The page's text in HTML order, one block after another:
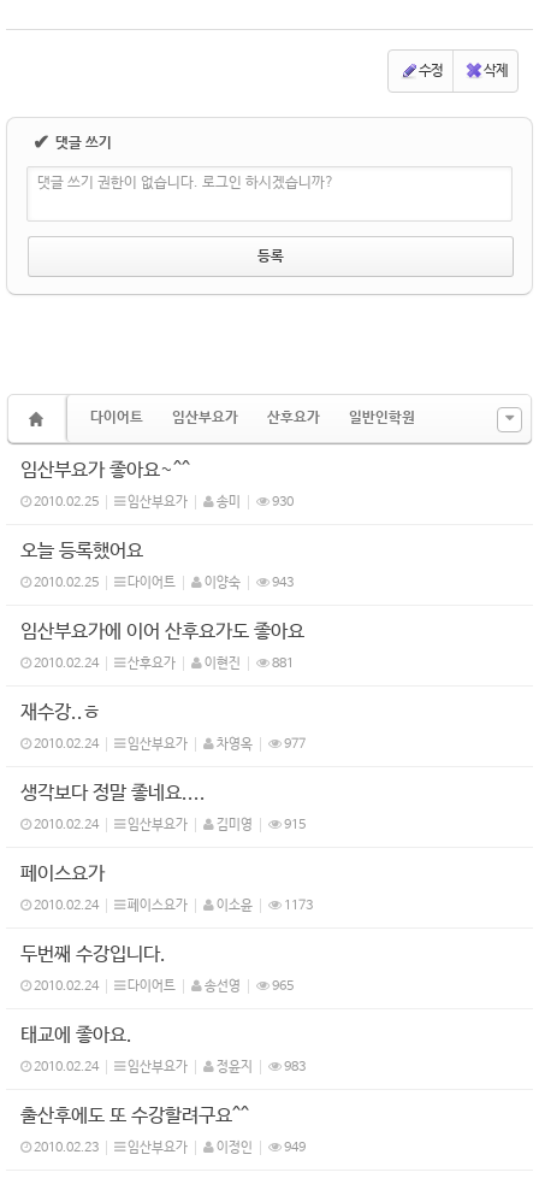
수정 삭제
✔ 댓글 쓰기
댓글 쓰기 권한이 없습니다. 로그인 하시겠습니까?
다이어트 임산부요가 산후요가 일반인학원
임산부요가 좋아요~^^
2010.02.25 임산부요가 송미 930
오늘 등록했어요
2010.02.25 다이어트 이양숙 943
임산부요가에 이어 산후요가도 좋아요
2010.02.24 산후요가 이현진 881
재수강..ㅎ
2010.02.24 임산부요가 차영옥 977
생각보다 정말 좋네요....
2010.02.24 임산부요가 김미영 915
페이스요가
2010.02.24 페이스요가 이소윤 1173
두번째 수강입니다.
2010.02.24 다이어트 송선영 965
태교에 좋아요.
2010.02.24 임산부요가 정윤지 983
출산후에도 또 수강할려구요^^
2010.02.23 임산부요가 이정인 949